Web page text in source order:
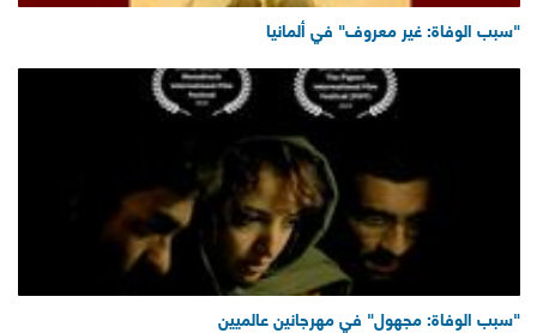
"سبب الوفاة: مجهول" في مهرجانين عالميين
"سبب الوفاة: غير معروف" في ألمانيا